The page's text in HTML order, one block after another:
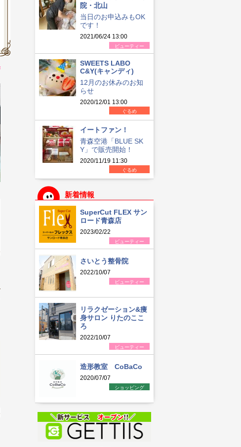
院・北山
当日のお申込みもOK
です！
2021/06/24 13:00
ビューティー
SWEETS LABO
C&Y(キャンディ)
12月のお休みのお知
らせ
2020/12/01 13:00
ぐるめ
イートファン！
青森空港「BLUE SK
Y」で販売開始！
2020/11/19 11:30
ぐるめ
新着情報
SuperCut FLEX サン
ロード青森店
2023/02/22
ビューティー
さいとう整骨院
2022/10/07
ビューティー
リラクゼーション&痩
身サロン りたのここ
ろ
2022/10/07
ビューティー
造形教室 CoBaCo
2020/07/07
ショッピング